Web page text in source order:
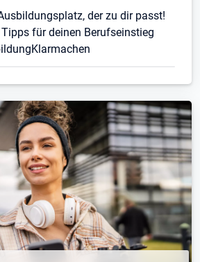
der zu dir passt!
für deinen Berufseinstieg